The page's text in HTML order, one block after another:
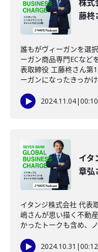
株式
藤柊
誰もがヴィーガンを選
ーガン商品専門ECなど
表取締役 工藤柊さん第
ーガンになったきっか
2024.11.04|
イタ
章弘
イタンジ株式会社 代表
嶋さんが思い描く不動
かったトークも含め、
2024.10.31 |